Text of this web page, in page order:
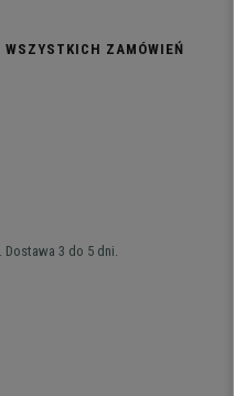
ZAMÓWIEŃ
Dostawa 3 do 5 dni.